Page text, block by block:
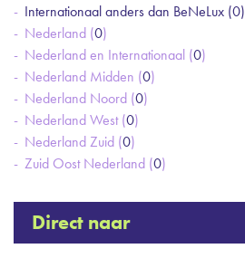
Internationaal anders dan BeNeLux (0)
Nederland (0)
Nederland en Internationaal (0)
Nederland Midden (0)
Nederland Noord (0)
Nederland West (0)
Nederland Zuid (0)
Zuid Oost Nederland (0)
Direct naar